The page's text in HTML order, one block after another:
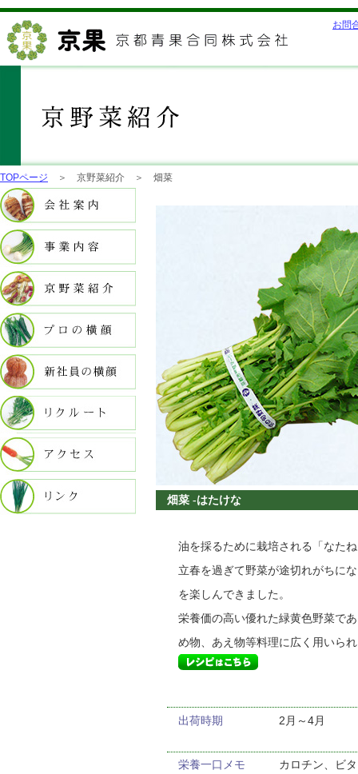
お問
TOPページ ＞ 京野菜紹介 ＞ 畑菜
畑菜 -はたけな
油を採るために栽培される「なた
立春を過ぎて野菜が途切れがちに
を楽しんできました。
栄養価の高い優れた緑黄色野菜で
め物、あえ物等料理に広く用いら
出荷時期 2月～4月
栄養一口メモ
カロチン、ビ